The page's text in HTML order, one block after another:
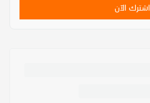
اشترك الآن